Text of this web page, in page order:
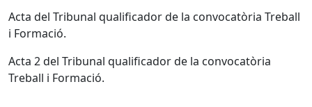
Acta del Tribunal qualificador de la convocatòria Treball
i Formació.
Acta 2 del Tribunal qualificador de la convocatòria
Treball i Formació.